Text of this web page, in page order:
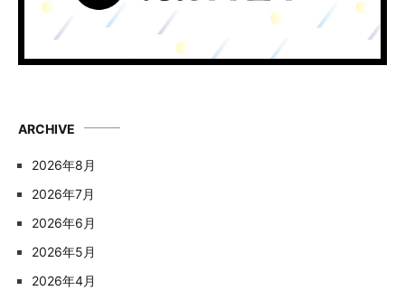
ARCHIVE
2026年8月
2026年7月
2026年6月
2026年5月
2026年4月